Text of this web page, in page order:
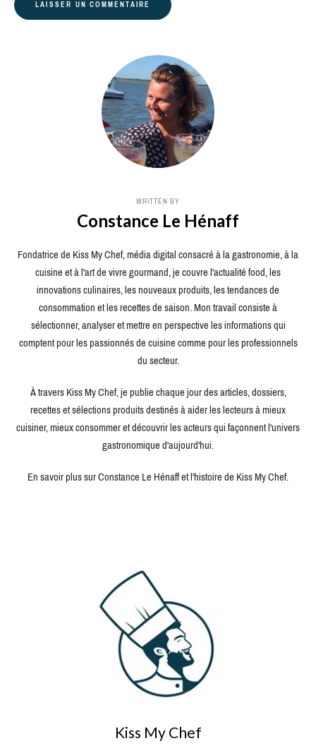
WRITTEN BY
Constance Le Hénaff
Fondatrice de Kiss My Chef, média digital consacré à la gastronomie, à la
cuisine et à l'art de vivre gourmand, je couvre l'actualité food, les
innovations culinaires, les nouveaux produits, les tendances de
consommation et les recettes de saison. Mon travail consiste à
sélectionner, analyser et mettre en perspective les informations qui
comptent pour les passionnés de cuisine comme pour les professionnels
du secteur.
À travers Kiss My Chef, je publie chaque jour des articles, dossiers,
recettes et sélections produits destinés à aider les lecteurs à mieux
cuisiner, mieux consommer et découvrir les acteurs qui façonnent l'univers
gastronomique d'aujourd'hui.
En savoir plus sur Constance Le Hénaff et l'histoire de Kiss My Chef.
Kiss My Chef